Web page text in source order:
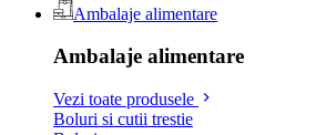
Ambalaje alimentare
Ambalaje alimentare
Vezi toate produsele
Boluri si cutii trestie